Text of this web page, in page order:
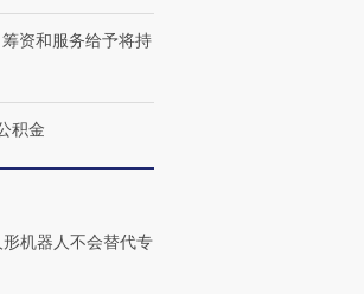
部短时降雨
哈尔滨遭遇短时极端强降
资和服务给予将持
积金
机器人不会替代专